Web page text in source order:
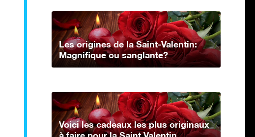
Les origines de la Saint-Valentin:
Magnifique ou sanglante?
Voici les cadeaux les plus originaux